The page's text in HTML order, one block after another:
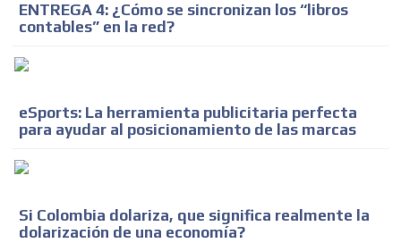
ENTREGA 4: ¿Cómo se sincronizan los “libros
contables” en la red?
eSports: La herramienta publicitaria perfecta
para ayudar al posicionamiento de las marcas
Si Colombia dolariza, que significa realmente la
dolarización de una economía?